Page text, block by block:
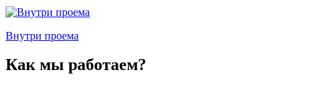
Внутри проема
Как мы работаем?